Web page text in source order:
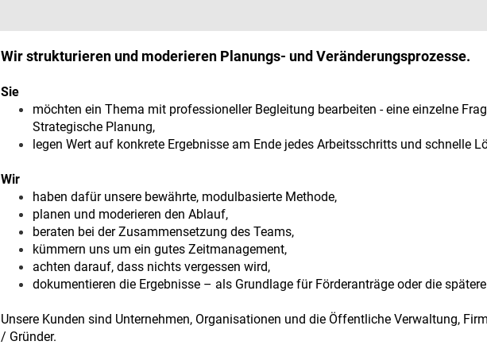
Wir strukturieren und moderieren Planungs- und Veränderungsprozesse.
Sie
möchten ein Thema mit professioneller Begleitung bearbeiten - eine einzelne
Strategische Planung,
legen Wert auf konkrete Ergebnisse am Ende jedes Arbeitsschritts und schnelle
Wir
haben dafür unsere bewährte, modulbasierte Methode,
planen und moderieren den Ablauf,
beraten bei der Zusammensetzung des Teams,
kümmern uns um ein gutes Zeitmanagement,
achten darauf, dass nichts vergessen wird,
dokumentieren die Ergebnisse – als Grundlage für Förderanträge oder die
Unsere Kunden sind Unternehmen, Organisationen und die Öffentliche Verwaltung,
/ Gründer.